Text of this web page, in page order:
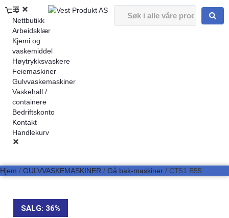
0
Nettbutikk
Arbeidsklær
Kjemi og
vaskemiddel
Høytrykksvaskere
Feiemaskiner
Gulvvaskemaskiner
Vaskehall /
containere
Bedriftskonto
Kontakt
Handlekurv
Hjem / GULVVASKEMASKINER / Gå bak-maskiner / CT51 B55
SALG: 36%